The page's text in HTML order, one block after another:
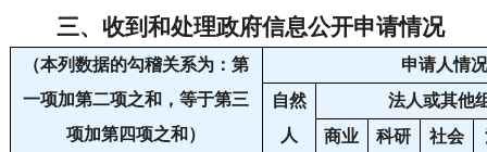
三、收到和处理政府信息公开申请情况
（本列数据的勾稽关系为：第
一项加第二项之和，等于第三
项加第四项之和）
申请人情况
自然
人
法人或其他
商业
科研
社会